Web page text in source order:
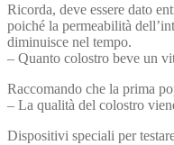
Ricorda, deve essere dato
poiché la permeabilità
diminuisce nel tempo.
– Quanto colostro beve un
Raccomando che la prima
– La qualità del colostro
Dispositivi speciali per